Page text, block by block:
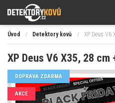
Úvod / Detektory kovů / XP Deus V6
XP Deus V6 X35, 28 cm
DOPRAVA ZDARMA
AKCE